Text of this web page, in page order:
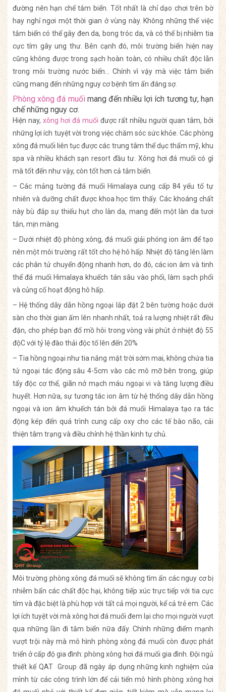
đường nên hạn chế tắm biển. Tốt nhất là chỉ dạo chơi trên bờ
hay nghỉ ngơi một thời gian ở vùng này. Không những thế việc
tắm biển có thể gây đen da, bong tróc da, và có thể bị nhiễm tia
cực tím gây ung thư. Bên cạnh đó, môi trường biển hiện nay
cũng không được trong sạch hoàn toàn, có nhiều chất độc lẫn
trong môi trường nước biển… Chính vì vậy mà việc tắm biển
cũng mang đến những nguy cơ bệnh tìm ẩn đáng sợ.
Phòng xông đá muối mang đến nhiều lợi ích tương tự, hạn
chế những nguy cơ.
Hiện nay, xông hơi đá muối được rất nhiều người quan tâm, bởi
những lợi ích tuyệt vời trong việc chăm sóc sức khỏe. Các phòng
xông đá muối liên tục được các trung tâm thể dục thẩm mỹ, khu
spa và nhiều khách sạn resort đầu tư. Xông hơi đá muối có gì
mà tốt đến như vậy, còn tốt hơn cả tắm biển.
– Các mảng tường đá muối Himalaya cung cấp 84 yếu tố tự
nhiên và dưỡng chất được khoa học tìm thấy. Các khoáng chất
này bù đắp sự thiếu hụt cho làn da, mang đến một làn da tươi
tắn, mịn màng.
– Dưới nhiệt độ phòng xông, đá muối giải phóng ion âm để tạo
nên một môi trường rất tốt cho hệ hô hấp. Nhiệt độ tăng lên làm
các phân tử chuyển động nhanh hơn, do đó, các ion âm và tinh
thể đá muối Himalaya khuếch tán sâu vào phổi, làm sạch phổi
và củng cố hoạt động hô hấp.
– Hệ thống dây dẫn hồng ngoại lắp đặt 2 bên tường hoặc dưới
sàn cho thời gian ấm lên nhanh nhất, toả ra lượng nhiệt rất đều
đặn, cho phép bạn đổ mồ hôi trong vòng vài phút ở nhiệt độ 55
độC với tỷ lệ đào thải độc tố lên đến 20%
– Tia hồng ngoại như tia nắng mặt trời sớm mai, không chứa tia
tử ngoại tác động sâu 4-5cm vào các mô mỡ bên trong, giúp
tẩy độc cơ thể, giãn nở mạch máu ngoại vi và tăng lượng điều
huyết. Hơn nữa, sự tương tác ion âm từ hệ thống dây dẫn hồng
ngoại và ion âm khuếch tán bởi đá muối Himalaya tạo ra tác
động kép đến quá trình cung cấp oxy cho các tế bào não, cải
thiện tâm trạng và điều chỉnh hệ thần kinh tự chủ.
Môi trường phòng xông đá muối sẽ không tìm ẩn các nguy cơ bị
nhiễm bẩn các chất độc hại, không tiếp xúc trực tiếp với tia cực
tím và đặc biệt là phù hợp với tất cả mọi người, kể cả trẻ em. Các
lợi ích tuyệt vời mà xông hơi đá muối đem lại cho mọi người vượt
qua những lần đi tắm biển nữa đấy. Chính những điểm mạnh
vượt trội này mà mô hình phòng xông đá muối còn được phát
triển ở cấp độ gia đình: phòng xông hơi đá muối gia đình. Đội ngủ
thiết kế QAT Group đã ngày áp dụng những kinh nghiệm của
mình từ các công trình lớn để cải tiến mô hình phòng xông hơi